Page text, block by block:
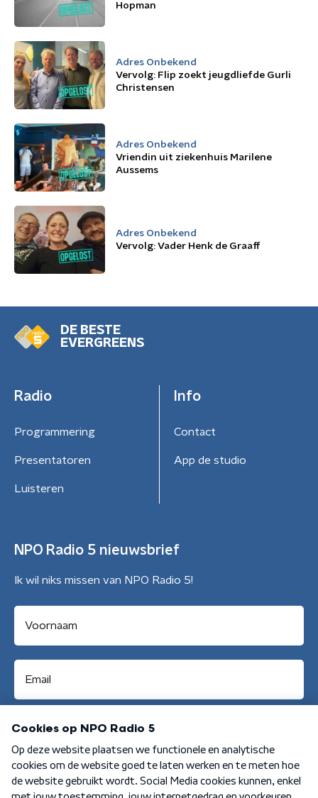
Hopman
Adres Onbekend
Vervolg: Flip zoekt jeugdliefde Gurli
Christensen
Adres Onbekend
Vriendin uit ziekenhuis Marilene
Aussems
Adres Onbekend
Vervolg: Vader Henk de Graaff
DE BESTE
EVERGREENS
Radio
Programmering
Presentatoren
Luisteren
Info
Contact
App de studio
NPO Radio 5 nieuwsbrief
Ik wil niks missen van NPO Radio 5!
Aanmelden
Algemene voorwaarden